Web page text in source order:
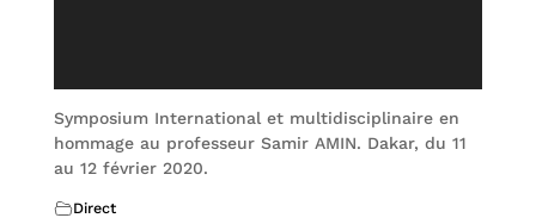
Symposium International et multidisciplinaire en
hommage au professeur Samir AMIN. Dakar, du 11
au 12 février 2020.
Direct